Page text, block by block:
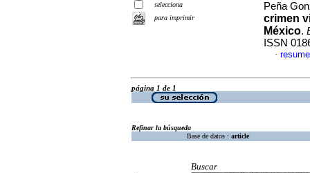
selecciona
para imprimir
Peña
crimen
México.
ISSN
·
página 1 de 1
Refinar la búsqueda
Base de datos : article
Buscar